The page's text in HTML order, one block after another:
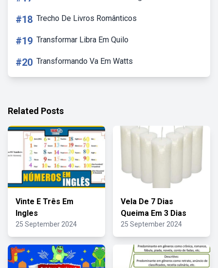
#18 Trecho De Livros Românticos
#19 Transformar Libra Em Quilo
#20 Transformando Va Em Watts
Related Posts
Vinte E Três Em
Ingles
25 September 2024
Vela De 7 Dias
Queima Em 3 Dias
25 September 2024